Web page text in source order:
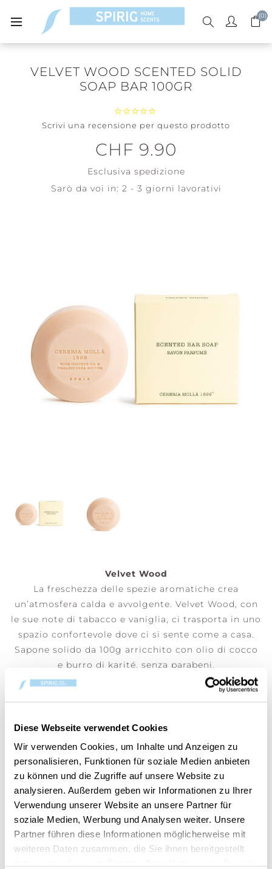
Diese Webseite verwendet Cookies
Wir verwenden Cookies, um Inhalte und Anzeigen zu
personalisieren, Funktionen für soziale Medien anbieten
zu können und die Zugriffe auf unsere Website zu
analysieren. Außerdem geben wir Informationen zu Ihrer
Verwendung unserer Website an unsere Partner für
soziale Medien, Werbung und Analysen weiter. Unsere
Partner führen diese Informationen möglicherweise mit
weiteren Daten zusammen, die Sie ihnen bereitgestellt
(0)
VELVET WOOD SCENTED SOLID
SOAP BAR 100GR
Scrivi una recensione per questo prodotto
CHF 9.90
Esclusiva spedizione
Sarò da voi in: 2 - 3 giorni lavorativi
Velvet Wood
La freschezza delle spezie aromatiche crea
un’atmosfera calda e avvolgente. Velvet Wood, con
le sue note di tabacco e vaniglia, ci trasporta in uno
spazio confortevole dove ci si sente come a casa.
Sapone solido da 100g arricchito con olio di cocco
e burro di karité, senza parabeni.
AGGIUNGI AL CARRELLO
Cod.: 10.00967.0127-1
Il tuo articolo è: in stock